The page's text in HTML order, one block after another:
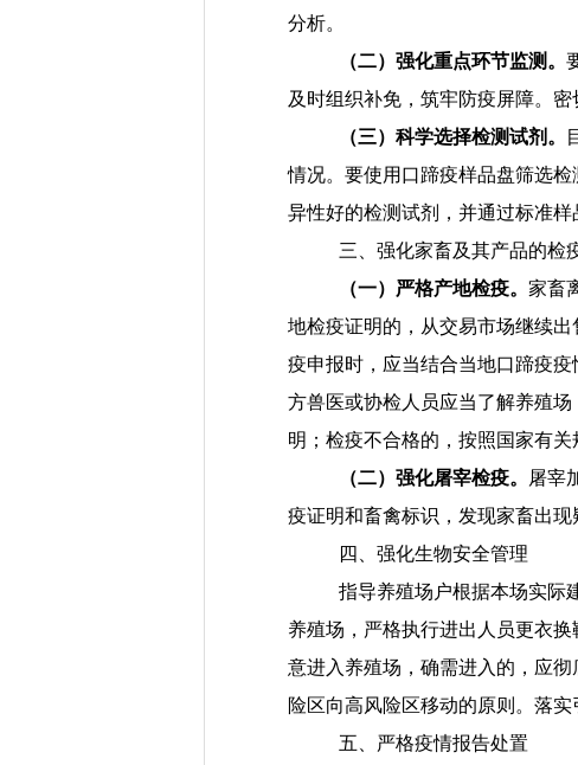
分析。
（二）强化重点环节监测。
及时组织补免， 筑牢防疫屏障。密
（三） 科学选择检测试剂 。
情况。要使用口蹄疫样品盘筛选
异性好的检测试剂，并通过标准样
三、强化家畜及其产品的检
（一）严格产地检疫。 家畜
地检疫证明的，从交易市场继续
疫申报时，应当结合当地口蹄疫
方兽医或协检人员应当了解养殖
明；检疫不合格的，按照国家有关
（二）强化屠宰检疫。
屠宰
疫证明和畜禽标识，发现家畜出
四、强化生物安全管理
指导养殖场户根据本场实际
养殖场 ，严格执行进出人员更衣换
意进入 养殖场 ， 确需进入的，应彻
险区向高风险区移动的原则。落实
五、严格疫情报告处置